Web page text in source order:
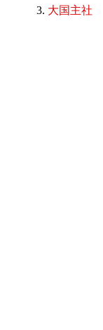
大国主社